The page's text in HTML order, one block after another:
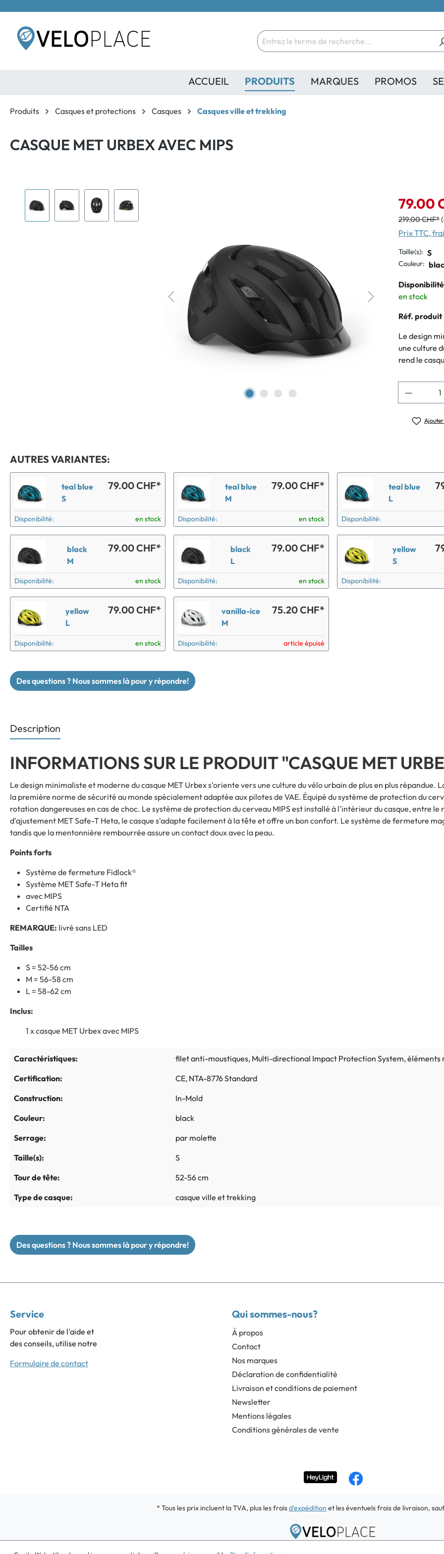
principal
ACCUEIL PRODUITS MARQUES PROMOS
Produits Casques et protections Casques Casques ville et trekking
CASQUE MET URBEX AVEC MIPS
79.00
219.00 CHF*
Prix TTC,
Taille(s): S
Couleur:
en stock
Réf. produit
Le design
une culture
rend le
AUTRES VARIANTES:
teal blue
S
79.00 CHF*
Disponibilité: en stock
teal blue
M
79.00 CHF*
Disponibilité: en stock
teal blue
L
Disponibilité:
black
M
79.00 CHF*
Disponibilité: en stock
black
L
79.00 CHF*
Disponibilité: en stock
yellow
S
Disponibilité:
yellow
L
79.00 CHF*
Disponibilité: en stock
vanilla-ice
M
75.20 CHF*
Disponibilité: article épuisé
Des questions ? Nous sommes là pour y répondre!
Description
INFORMATIONS SUR LE PRODUIT "CASQUE MET
Le design minimaliste et moderne du casque MET Urbex s'oriente vers une culture du vélo urbain de plus en plus répandue.
la première norme de sécurité au monde spécialement adaptée aux pilotes de VAE. Équipé du système de protection du
rotation dangereuses en cas de choc. Le système de protection du cerveau MIPS est installé à l'intérieur du casque, entre
d'ajustement MET Safe-T Heta, le casque s'adapte facilement à la tête et offre un bon confort. Le système de fermeture
tandis que la mentonnière rembourrée assure un contact doux avec la peau.
Points forts
Système de fermeture Fidlock®
Système MET Safe-T Heta fit
avec MIPS
Certifié NTA
REMARQUE: livré sans LED
Tailles
S = 52-56 cm
M = 56-58 cm
L = 58-62 cm
Inclus:
1 x casque MET Urbex avec MIPS
Caractéristiques: filet anti-moustiques, Multi-directional Impact Protection System, éléments
Certification:
CE, NTA-8776 Standard
Construction:
In-Mold
Couleur:
black
Serrage:
par molette
Taille(s):
S
Tour de tête:
52-56 cm
Type de casque:
casque ville et trekking
Des questions ? Nous sommes là pour y répondre!
Service
Pour obtenir de l'aide et
des conseils, utilise notre
Formulaire de contact
Qui sommes-nous?
À propos
Contact
Nos marques
Déclaration de confidentialité
Livraison et conditions de paiement
Newsletter
Mentions légales
Conditions générales de vente
* Tous les prix incluent la TVA, plus les fraisd'expédition et les éventuels frais de livraison,